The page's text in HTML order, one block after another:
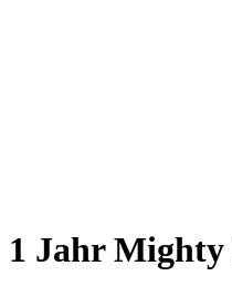
1 Jahr Mighty